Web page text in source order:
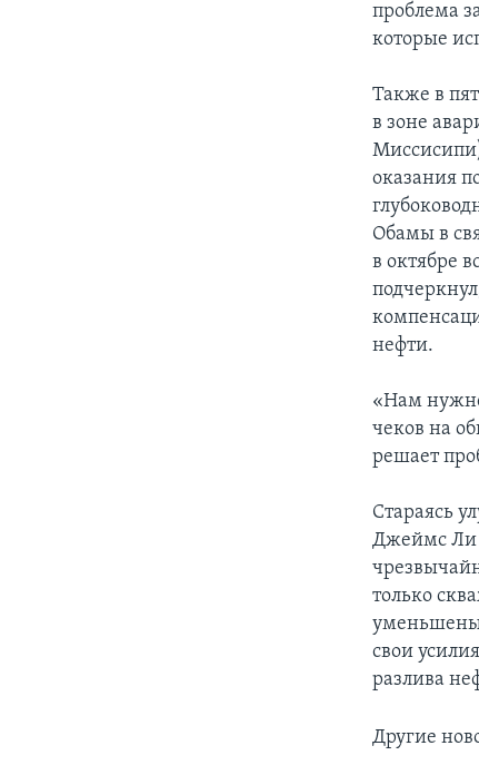
проблема
которые
Также в
в зоне
оказания
Обамы в
в октябре
нефти.
«Нам
чеков на
решает
Стараясь
Джеймс Ли
только
свои
разлива
Другие